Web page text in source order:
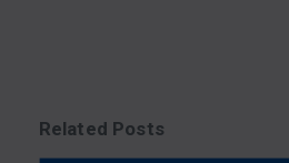
Related Posts